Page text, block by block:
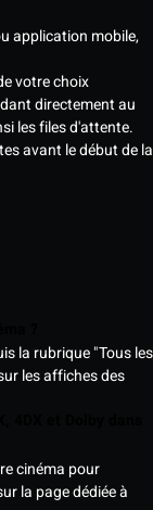
application mobile,
votre choix
directement au
les files d'attente.
avant le début de la
la rubrique "Tous les
les affiches des
cinéma pour
la page dédiée à